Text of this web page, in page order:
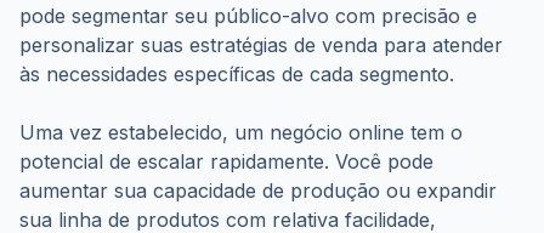
às necessidades específicas de cada segmento.
Uma vez estabelecido, um negócio online tem o
aumentar sua capacidade de produção ou expandir
sua linha de produtos com relativa facilidade,
permitindo um crescimento sustentável a longo prazo.